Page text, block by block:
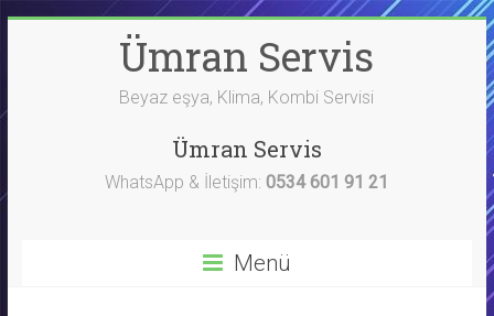
Ümran Servis
Beyaz eşya, Klima, Kombi Servisi
Ümran Servis
WhatsApp & İletişim:0534 601 91 21
Menü